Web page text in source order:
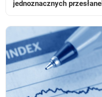
jednoznacznych